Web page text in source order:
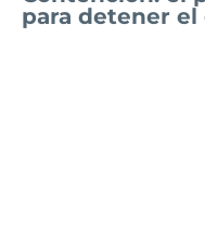
para detener